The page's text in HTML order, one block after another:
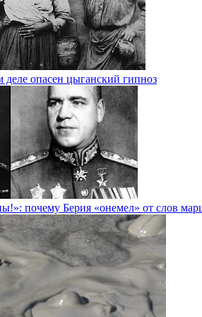
опасен цыганский гипноз
почему Берия «онемел» от слов